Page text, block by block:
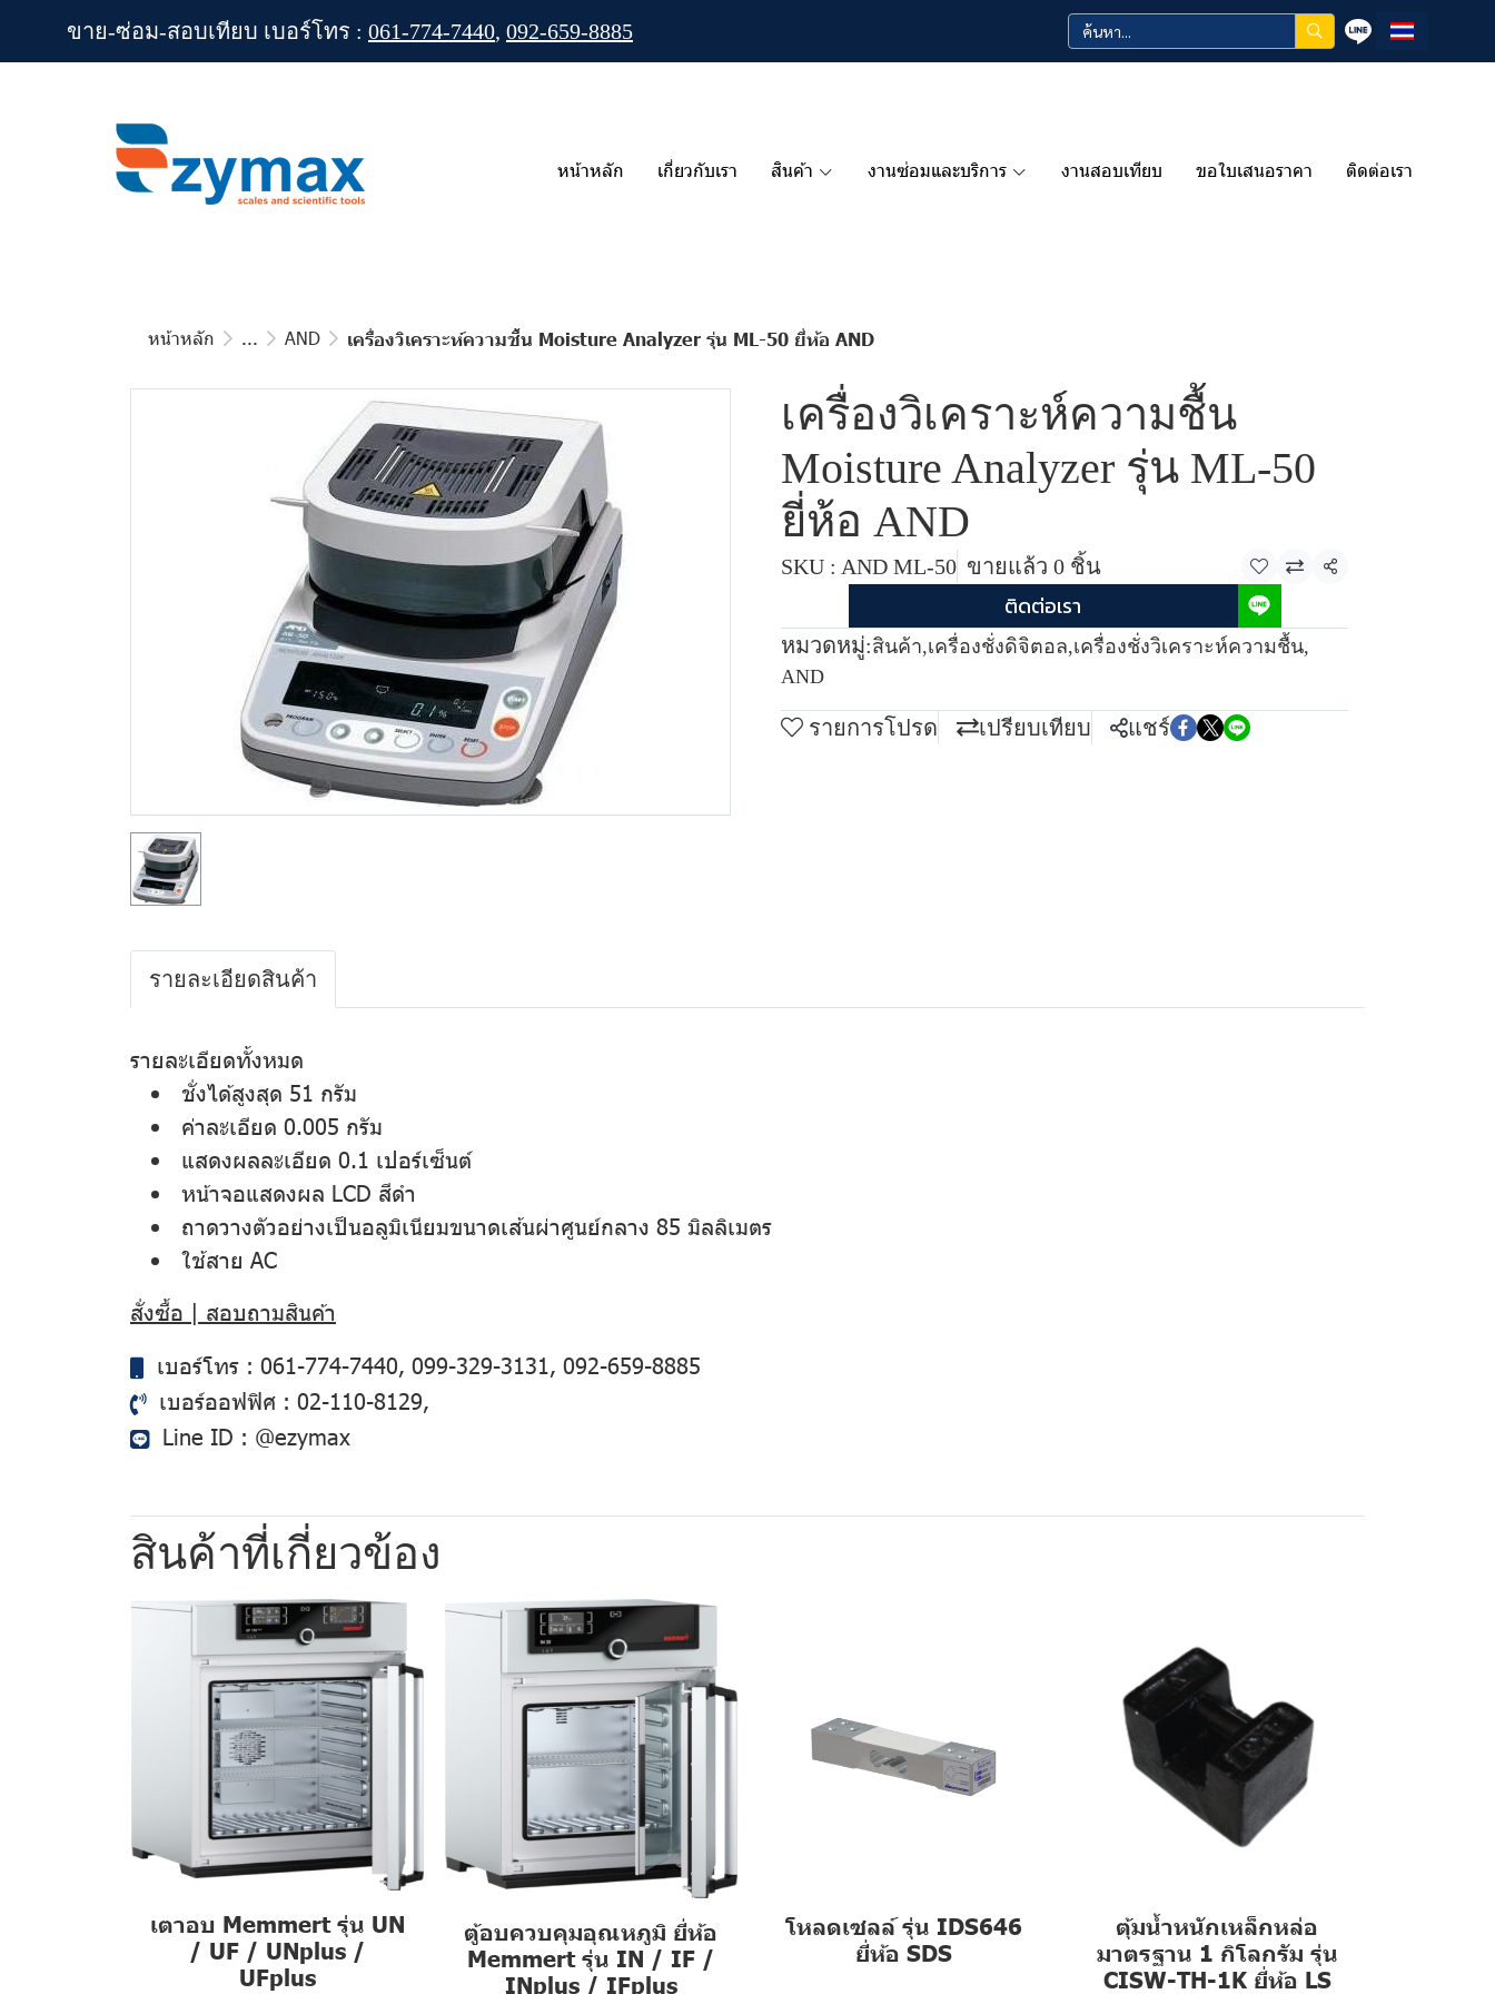
ขาย-ซ่อม-สอบเทียบ เบอร์โทร : 061-774-7440, 092-659-8885
หน้าหลัก เกี่ยวกับเรา สินค้า งานซ่อมและบริการ งานสอบเทียบ ขอใบเสนอราคา ติดต่อเรา
หน้าหลัก ... AND เครื่องวิเคราะห์ความชื้น Moisture Analyzer รุ่น ML-50 ยี่ห้อ AND
เครื่องวิเคราะห์ความชื้น
Moisture Analyzer รุ่น ML-50
ยี่ห้อ AND
SKU : AND ML-50 ขายแล้ว 0 ชิ้น
แชร์
ติดต่อเรา
หมวดหมู่:สินค้า,เครื่องชั่งดิจิตอล,เครื่องชั่งวิเคราะห์ความชื้น,
AND
รายการโปรด เปรียบเทียบ แชร์
รายละเอียดสินค้า
รายละเอียดทั้งหมด
ชั่งได้สูงสุด 51 กรัม
ค่าละเอียด 0.005 กรัม
แสดงผลละเอียด 0.1 เปอร์เซ็นต์
หน้าจอแสดงผล LCD สีดำ
ถาดวางตัวอย่างเป็นอลูมิเนียมขนาดเส้นผ่าศูนย์กลาง 85 มิลลิเมตร
ใช้สาย AC
สั่งซื้อ | สอบถามสินค้า
เบอร์โทร : 061-774-7440, 099-329-3131, 092-659-8885
เบอร์ออฟฟิศ : 02-110-8129,
Line ID : @ezymax
สินค้าที่เกี่ยวข้อง
เตาอบ Memmert รุ่น UN
/ UF / UNplus /
UFplus
ตู้อบควบคุมอุณหภูมิ ยี่ห้อ
Memmert รุ่น IN / IF /
INplus / IFplus
โหลดเซลล์ รุ่น IDS646
ยี่ห้อ SDS
ตุ้มน้ำหนักเหล็กหล่อ
มาตรฐาน 1 กิโลกรัม รุ่น
CISW-TH-1K ยี่ห้อ LS